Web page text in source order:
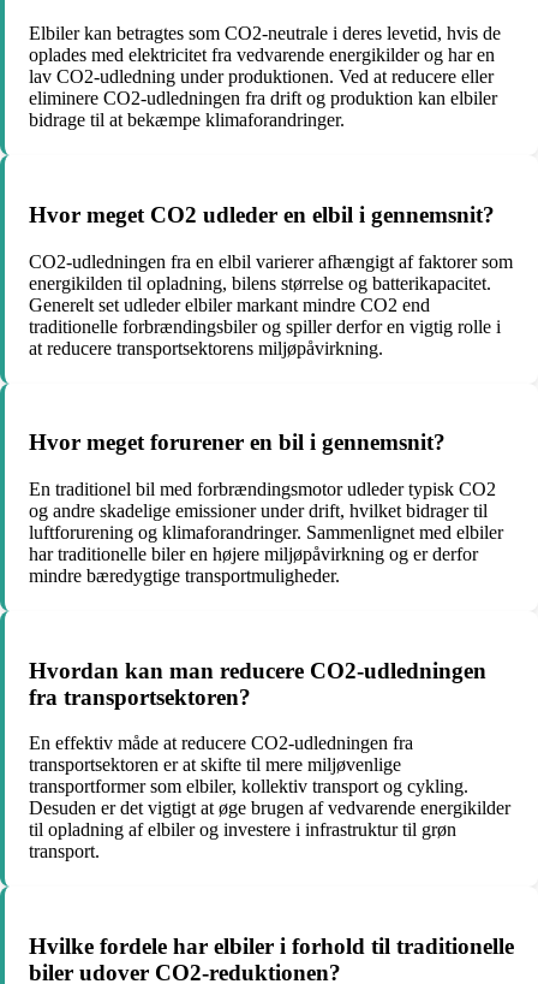
Elbiler kan betragtes som CO2-neutrale i deres levetid, hvis de
oplades med elektricitet fra vedvarende energikilder og har en
lav CO2-udledning under produktionen. Ved at reducere eller
eliminere CO2-udledningen fra drift og produktion kan elbiler
bidrage til at bekæmpe klimaforandringer.
Hvor meget CO2 udleder en elbil i gennemsnit?
CO2-udledningen fra en elbil varierer afhængigt af faktorer som
energikilden til opladning, bilens størrelse og batterikapacitet.
Generelt set udleder elbiler markant mindre CO2 end
traditionelle forbrændingsbiler og spiller derfor en vigtig rolle i
at reducere transportsektorens miljøpåvirkning.
Hvor meget forurener en bil i gennemsnit?
En traditionel bil med forbrændingsmotor udleder typisk CO2
og andre skadelige emissioner under drift, hvilket bidrager til
luftforurening og klimaforandringer. Sammenlignet med elbiler
har traditionelle biler en højere miljøpåvirkning og er derfor
mindre bæredygtige transportmuligheder.
Hvordan kan man reducere CO2-udledningen
fra transportsektoren?
En effektiv måde at reducere CO2-udledningen fra
transportsektoren er at skifte til mere miljøvenlige
transportformer som elbiler, kollektiv transport og cykling.
Desuden er det vigtigt at øge brugen af vedvarende energikilder
til opladning af elbiler og investere i infrastruktur til grøn
transport.
Hvilke fordele har elbiler i forhold til traditionelle
biler udover CO2-reduktionen?